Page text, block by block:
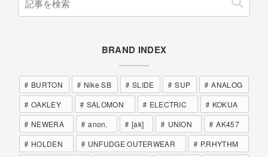
BRAND INDEX
BURTON Nike SB SLIDE SUP
ANALOG
OAKLEY
SALOMON ELECTRIC
KOKUA
NEWERA
anon. [ak] UNION
AK457
HOLDEN
UNFUDGE OUTERWEAR
P.RHYTHM